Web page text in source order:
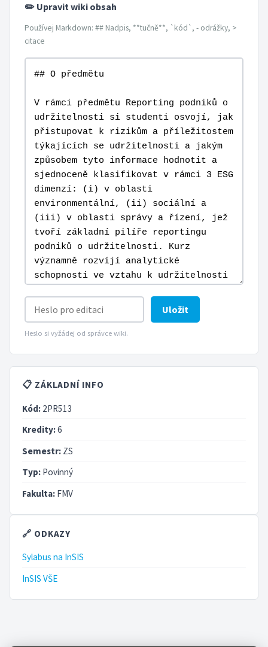
✏️ Upravit wiki obsah
Používej Markdown: ## Nadpis, **tučně**, `kód`, - odrážky, >
citace
Uložit
Heslo si vyžádej od správce wiki.
📋 ZÁKLADNÍ INFO
Kód: 2PR513
Kredity:6
Semestr: ZS
Typ: Povinný
Fakulta: FMV
🔗 ODKAZY
Sylabus na InSIS
InSIS VŠE